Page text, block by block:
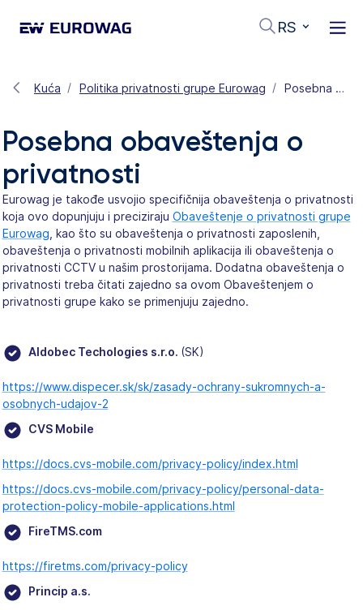
RS
Kuća Politika privatnosti grupe Eurowag Posebna obaveštenja o privatnosti
Posebna obaveštenja o
privatnosti
Eurowag je takođe usvojio specifičnija obaveštenja o privatnosti
koja ovo dopunjuju i preciziraju Obaveštenje o privatnosti grupe
Eurowag , kao što su obaveštenja o privatnosti zaposlenih,
obaveštenja o privatnosti mobilnih aplikacija ili obaveštenja o
privatnosti CCTV u našim prostorijama. Dodatna obaveštenja o
privatnosti treba čitati zajedno sa ovom Obaveštenjem o
privatnosti grupe kako se primenjuju zajedno.
Aldobec Techologies s.r.o. (SK)
https://www.dispecer.sk/sk/zasady-ochrany-sukromnych-a-
osobnych-udajov-2
CVS Mobile
https://docs.cvs-mobile.com/privacy-policy/index.html
https://docs.cvs-mobile.com/privacy-policy/personal-data-
protection-policy-mobile-applications.html
FireTMS.com
https://firetms.com/privacy-policy
Princip a.s.